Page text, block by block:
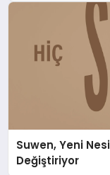
Suwen, Yeni
Değiştiriyor